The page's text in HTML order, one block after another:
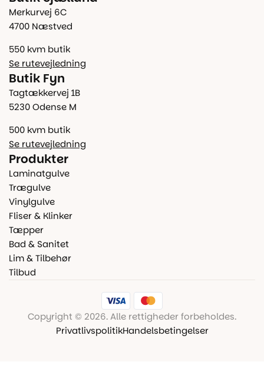
Merkurvej 6C
4700 Næstved
550 kvm butik
Se rutevejledning
Butik Fyn
Tagtækkervej 1B
5230 Odense M
500 kvm butik
Se rutevejledning
Produkter
Laminatgulve
Trægulve
Vinylgulve
Fliser & Klinker
Tæpper
Bad & Sanitet
Lim & Tilbehør
Tilbud
Copyright © 2026. Alle rettigheder forbeholdes.
PrivatlivspolitikHandelsbetingelser